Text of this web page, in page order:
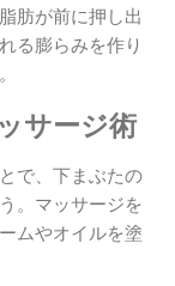
肪が前に押し出
る膨らみを作り
サージ術
で、下まぶたの
。マッサージを
ムやオイルを塗